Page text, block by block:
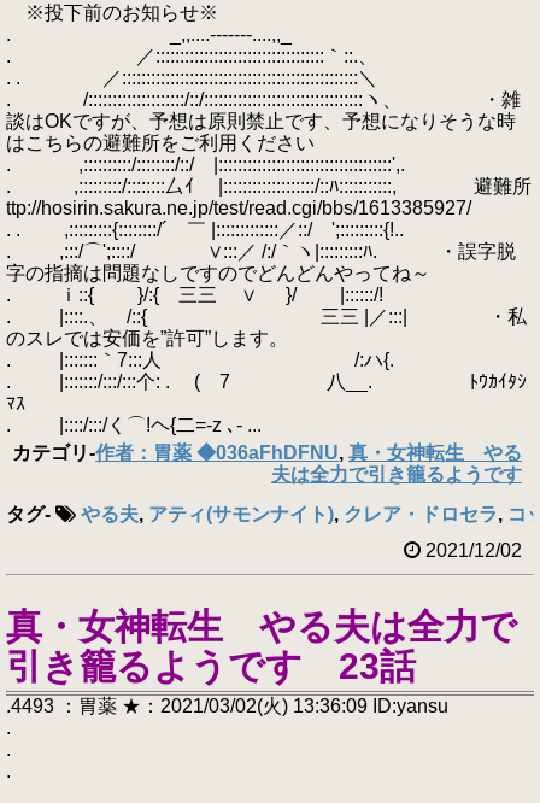
※投下前のお知らせ※
. _,,....-‐‐‐‐‐-....,,_
. ／:::::::::::::::::::::::::::::::::::｀::.、
. . ／:::::::::::::::::::::::::::::::::::::::::::::::::＼
. /::::::::::::::::::::/::/:::::::::::::::::::::::::::::::::ヽ、 ・雑
談はOKですが、予想は原則禁止です、予想になりそうな時
はこちらの避難所をご利用ください
. ,::::::::::/::::::::/::/ |::::::::::::::::::::::::::::::::::::',.
. ,:::::::::/::::::::厶ｲ |:::::::::::::::::::/::ﾊ:::::::::::, 避難所
ttp://hosirin.sakura.ne.jp/test/read.cgi/bbs/1613385927/
. . ,:::::::::{::::::::/´ ￣ |:::::::::::::／::/ ';:::::::::{!..
. ,:::/⌒';::::/ ∨:::／ /:/｀ヽ|:::::::::ﾊ. ・誤字脱
字の指摘は問題なしですのでどんどんやってね～
. ｉ::{ }/:{ 三三 ∨ }/ |::::::/!
. |::::.、 /::{ 三三 |／:::| ・私
のスレでは安価を”許可”します。
. |:::::::｀7:::人 /:ハ{.
. |:::::::/:::/:::个: . ( 7 八__. ﾄｳｶｲﾀｼ
ﾏｽ
. |::::/:::/く⌒!ヘ{二=‐z ､‐ ...
カテゴリ-作者：胃薬 ◆036aFhDFNU, 真・女神転生 やる
夫は全力で引き籠るようです
タグ- やる夫, アティ(サモンナイト), クレア・ドロセラ, コ
2021/12/02
真・女神転生 やる夫は全力で
引き籠るようです 23話
.4493 ：胃薬 ★：2021/03/02(火) 13:36:09 ID:yansu
.
.
.